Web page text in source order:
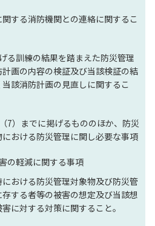
する消防機関との連絡に関するこ
げる訓練の結果を踏まえた防災管理
計画の内容の検証及び当該検証の結
該消防計画の見直しに関するこ
（7）までに掲げるもののほか、防災
おける防災管理に関し必要な事項
の軽減に関する事項
おける防災管理対象物及び防災管
する者等の被害の想定及び当該想
に対する対策に関すること。